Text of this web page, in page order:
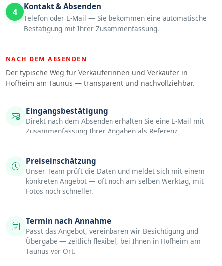
4 Kontakt & Absenden
Telefon oder E-Mail — Sie bekommen eine automatische
Bestätigung mit Ihrer Zusammenfassung.
NACH DEM ABSENDEN
Der typische Weg für Verkäuferinnen und Verkäufer in
Hofheim am Taunus — transparent und nachvollziehbar.
Eingangsbestätigung
Direkt nach dem Absenden erhalten Sie eine E-Mail mit
Zusammenfassung Ihrer Angaben als Referenz.
Preiseinschätzung
Unser Team prüft die Daten und meldet sich mit einem
konkreten Angebot — oft noch am selben Werktag, mit
Fotos noch schneller.
Termin nach Annahme
Passt das Angebot, vereinbaren wir Besichtigung und
Übergabe — zeitlich flexibel, bei Ihnen in Hofheim am
Taunus vor Ort.